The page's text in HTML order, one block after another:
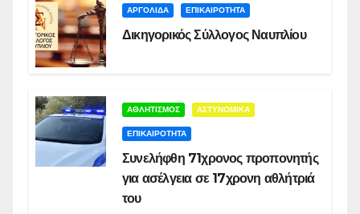
ΑΡΓΟΛΙΔΑ ΕΠΙΚΑΙΡΟΤΗΤΑ
Δικηγορικός Σύλλογος Ναυπλίου
ΑΘΛΗΤΙΣΜΟΣ ΑΣΤΥΝΟΜΙΚΑ
ΕΠΙΚΑΙΡΟΤΗΤΑ
Συνελήφθη 71χρονος προπονητής
για ασέλγεια σε 17χρονη αθλήτριά
του